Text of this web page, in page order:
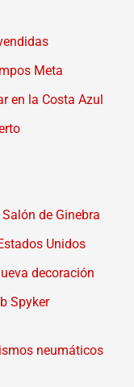
Meta
en la Costa Azul
de Ginebra
Unidos
decoración
Spyker
neumáticos